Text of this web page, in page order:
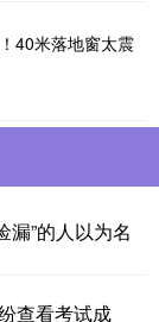
40米落地窗太震
漏”的人以为名
查看考试成